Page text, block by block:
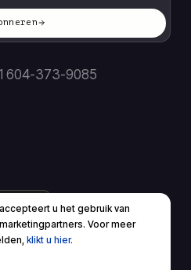
u het gebruik van
Voor meer
klikt u hier.
604-373-9085
voorbehouden.
Privacybeleid